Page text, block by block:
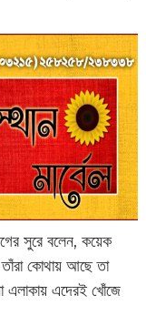
সুরে বলেন, কয়েক
কোথায় আছে তা
এলাকায় এদেরই খোঁজে